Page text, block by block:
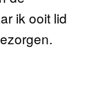
ik ooit lid